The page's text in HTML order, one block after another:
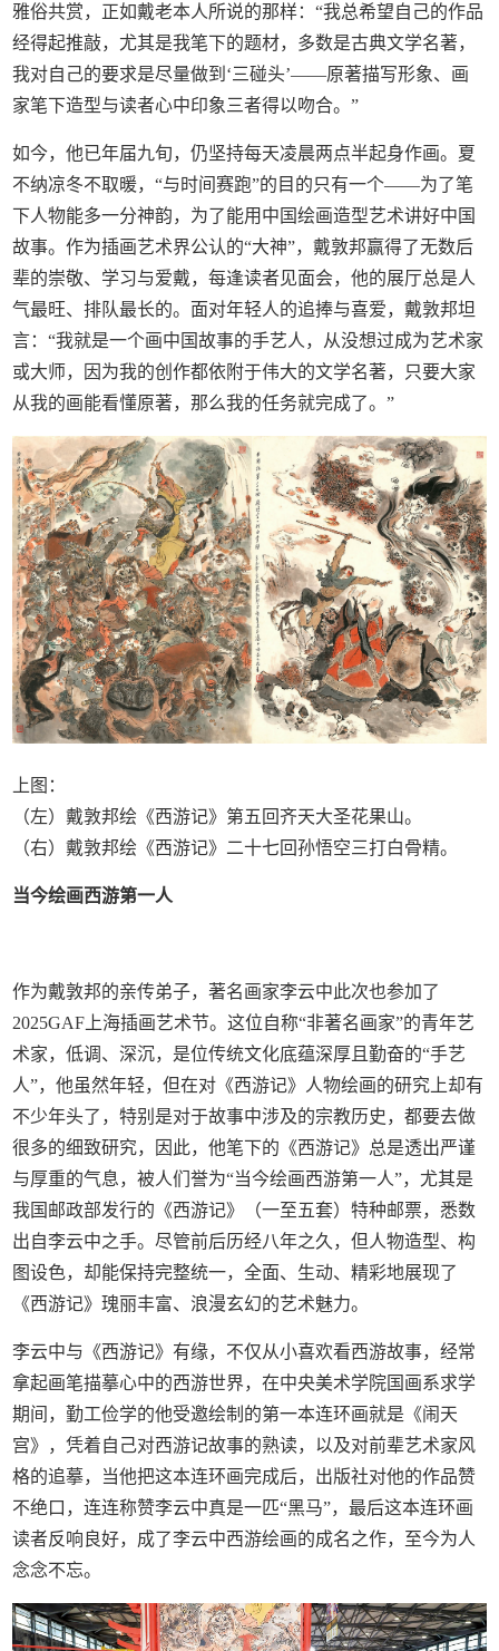
雅俗共赏，正如戴老本人所说的那样：“我总希望自己的作品
经得起推敲，尤其是我笔下的题材，多数是古典文学名著，
我对自己的要求是尽量做到‘三碰头’——原著描写形象、画
家笔下造型与读者心中印象三者得以吻合。”
如今，他已年届九旬，仍坚持每天凌晨两点半起身作画。夏
不纳凉冬不取暖，“与时间赛跑”的目的只有一个——为了笔
下人物能多一分神韵，为了能用中国绘画造型艺术讲好中国
故事。作为插画艺术界公认的“大神”，戴敦邦赢得了无数后
辈的崇敬、学习与爱戴，每逢读者见面会，他的展厅总是人
气最旺、排队最长的。面对年轻人的追捧与喜爱，戴敦邦坦
言：“我就是一个画中国故事的手艺人，从没想过成为艺术家
或大师，因为我的创作都依附于伟大的文学名著，只要大家
从我的画能看懂原著，那么我的任务就完成了。”
上图：
（左）戴敦邦绘《西游记》第五回齐天大圣花果山。
（右）戴敦邦绘《西游记》二十七回孙悟空三打白骨精。
当今绘画西游第一人
作为戴敦邦的亲传弟子，著名画家李云中此次也参加了
2025GAF上海插画艺术节。这位自称“非著名画家”的青年艺
术家，低调、深沉，是位传统文化底蕴深厚且勤奋的“手艺
人”，他虽然年轻，但在对《西游记》人物绘画的研究上却有
不少年头了，特别是对于故事中涉及的宗教历史，都要去做
很多的细致研究，因此，他笔下的《西游记》总是透出严谨
与厚重的气息，被人们誉为“当今绘画西游第一人”，尤其是
我国邮政部发行的《西游记》（一至五套）特种邮票，悉数
出自李云中之手。尽管前后历经八年之久，但人物造型、构
图设色，却能保持完整统一，全面、生动、精彩地展现了
《西游记》瑰丽丰富、浪漫玄幻的艺术魅力。
李云中与《西游记》有缘，不仅从小喜欢看西游故事，经常
拿起画笔描摹心中的西游世界，在中央美术学院国画系求学
期间，勤工俭学的他受邀绘制的第一本连环画就是《闹天
宫》，凭着自己对西游记故事的熟读，以及对前辈艺术家风
格的追摹，当他把这本连环画完成后，出版社对他的作品赞
不绝口，连连称赞李云中真是一匹“黑马”，最后这本连环画
读者反响良好，成了李云中西游绘画的成名之作，至今为人
念念不忘。